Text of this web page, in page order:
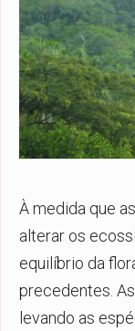
À medida que
alterar os
equilíbrio da
precedentes.
levando as